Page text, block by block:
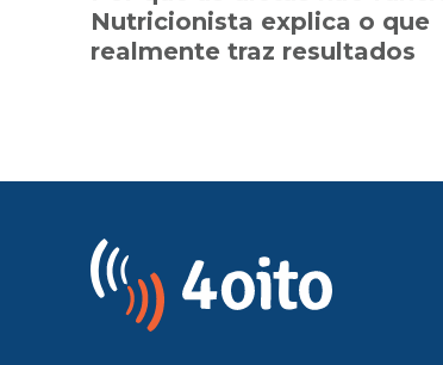
Nutricionista explica o que
realmente traz resultados